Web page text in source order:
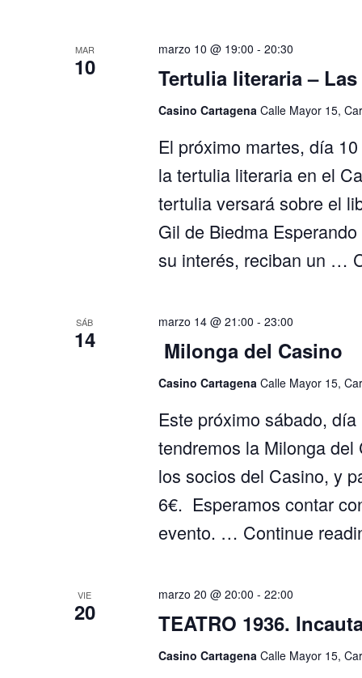
MAR
10 Tertulia literaria –
marzo 10 @ 19:00 - 20:30
Casino Cartagena Calle Mayor 15,
El próximo martes, día
la tertulia literaria en el
tertulia versará sobre el
Gil de Biedma
su interés, reciban un …
SÁB
14 Milonga del Casino
marzo 14 @ 21:00 - 23:00
Casino Cartagena Calle Mayor 15,
Este próximo sábado,
tendremos la Milonga
los socios del Casino, y
6€. Esperamos contar
evento. … Continue
VIE
20 TEATRO 1936.
marzo 20 @ 20:00 - 22:00
Casino Cartagena Calle Mayor 15,